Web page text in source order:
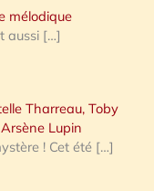
mélodique
aussi […]
Tharreau, Toby
Lupin
! Cet été […]